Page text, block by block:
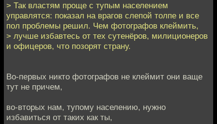
> Так властям проще с тупым населением
управлятся: показал на врагов слепой толпе и все
пол проблемы решил. Чем фотографов клеймить,
> лучше избавтесь от тех сутенёров, милиционеров
и офицеров, что позорят страну.
Во-первых никто фотографов не клеймит они ваще
тут не причем,
во-вторых нам, тупому населению, нужно
избавиться от таких как ты,